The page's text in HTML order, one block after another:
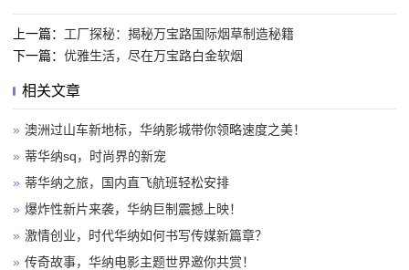
上一篇： 工厂探秘：揭秘万宝路国际烟草制造秘籍
下一篇： 优雅生活，尽在万宝路白金软烟
相关文章
» 澳洲过山车新地标，华纳影城带你领略速度之美！
» 蒂华纳sq，时尚界的新宠
» 蒂华纳之旅，国内直飞航班轻松安排
» 爆炸性新片来袭，华纳巨制震撼上映！
» 激情创业，时代华纳如何书写传媒新篇章？
» 传奇故事，华纳电影主题世界邀你共赏！